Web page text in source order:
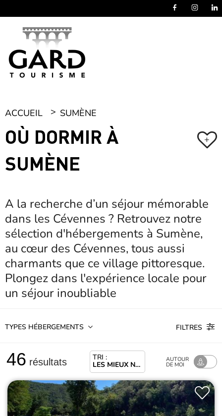
ACCUEIL SUMÈNE
OÙ DORMIR À
SUMÈNE
+
A la recherche d’un séjour mémorable
dans les Cévennes ? Retrouvez notre
sélection d'hébergements à Sumène,
au cœur des Cévennes, tous aussi
charmants que ce village pittoresque.
Plongez dans l'expérience locale pour
un séjour inoubliable
TYPES HÉBERGEMENTS FILTRES
46 résultats TRI :
LES MIEUX NOTÉS
AUTOUR
DE MOI